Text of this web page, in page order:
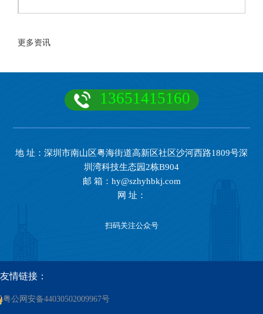
更多资讯
13651415160
地 址：深圳市南山区粤海街道高新区社区沙河西路1809号深
圳湾科技生态园2栋B904
邮 箱：hy@szhyhbkj.com
网 址：
扫码关注公众号
友情链接：
粤公网安备44030502009967号